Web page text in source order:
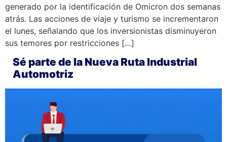
generado por la identificación de Omicron dos semanas
atrás. Las acciones de viaje y turismo se incrementaron
el lunes, señalando que los inversionistas disminuyeron
sus temores por restricciones […]
Sé parte de la Nueva Ruta Industrial
Automotriz